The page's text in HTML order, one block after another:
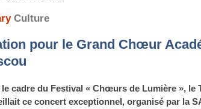
Culture
pour le Grand Chœur
le cadre du Festival « Chœurs de Lumière », le
ce concert exceptionnel, organisé par la